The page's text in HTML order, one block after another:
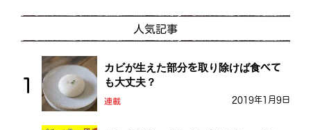
人気記事
カビが生えた部分を取り除けば食べて
も大丈夫？
連載 2019年1月9日